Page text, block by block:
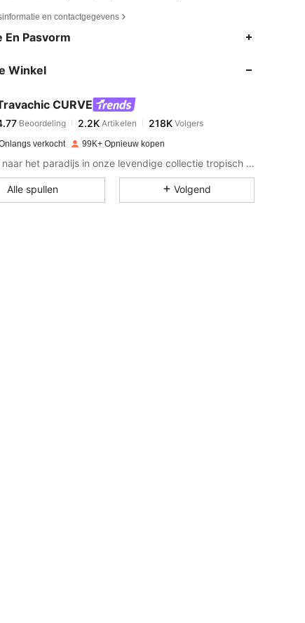
120 cm / 47.2 in, Kleur: Groen, Maat: 3XL
en contactgegevens
En Pasvorm
Winkel
CURVE
4.77 Beoordeling 2.2KArtikelen
n***mbetaalde1 dag geleden
4.77
verkocht 99K+ Opnieuw kopen
Ontsnap naar het paradijs in onze levendige collectie tropisch geïnspireerde mode.
Alle spullen Volgend